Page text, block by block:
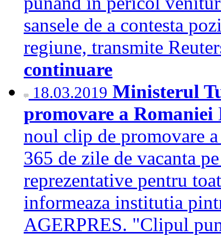
sansele de a contesta
regiune, transmite
continuare
18.03.2019 Ministerul
promovare a Romaniei
noul clip de promovare
365 de zile de vacanta
reprezentative pentru
informeaza institutia
AGERPRES. "Clipul